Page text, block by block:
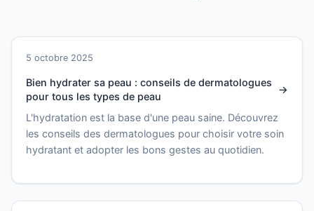
5 octobre 2025
Bien hydrater sa peau : conseils de dermatologues
pour tous les types de peau
L'hydratation est la base d'une peau saine. Découvrez
les conseils des dermatologues pour choisir votre soin
hydratant et adopter les bons gestes au quotidien.